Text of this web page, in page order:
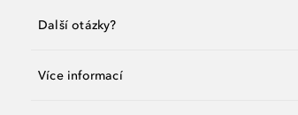
Další otázky?
Více informací